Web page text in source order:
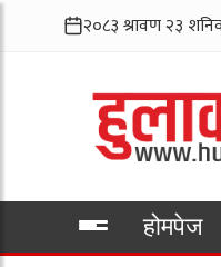
होमपेज